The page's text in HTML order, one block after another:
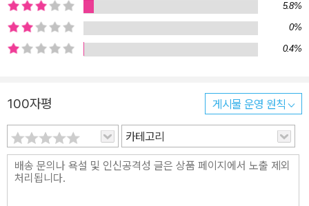
단순한 한 개인을 넘어 한국현대사를 온몸으로 견뎌온 역사의 증인으
로서 작가만의 상처를 되새겨본 반성이자 말할 수 없는 연민과 회한
을 담고 있다. 또한, ‘친절한 책읽기’라는 제목으로 2008년 한 해 동
새어버린 이야기”들이라고 했지만, 책 한 권 한 권마다 삶의 제각기
자국들을 새겨놓은 글이어서 ‘박완서가 책과 소통하는 세계’의 색다
른 재미와 깊이를 한껏 느낄 수 있는 글들이다. ‘영원한 현역’이라는
별명을 가진 작가답게, “기력이 있을 때까지는 계속 글을 쓸 것”이라
는 박완서는 여전히 쓰기를 멈추지 않는다. “나이가 들면서 예전처럼
5.8%
0%
0.4%
100자평 게시물 운영 원칙
카테고리